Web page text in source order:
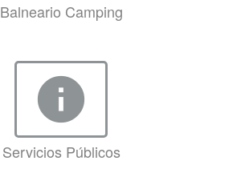
Balneario Camping
info
Servicios Públicos